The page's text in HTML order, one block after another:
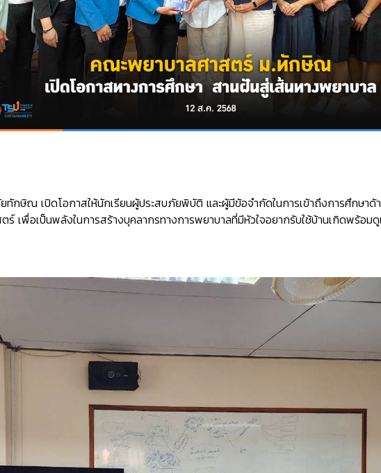
กษิณ เปิดโอกาสให้นักเรียนผู้ประสบภัยพิบัติ และผู้มีข้อจำกัดในการเข้าถึงการศึกษาด้
เพื่อเป็นพลังในการสร้างบุคลากรทางการพยาบาลที่มีหัวใจอยากรับใช้บ้านเกิดพร้อ